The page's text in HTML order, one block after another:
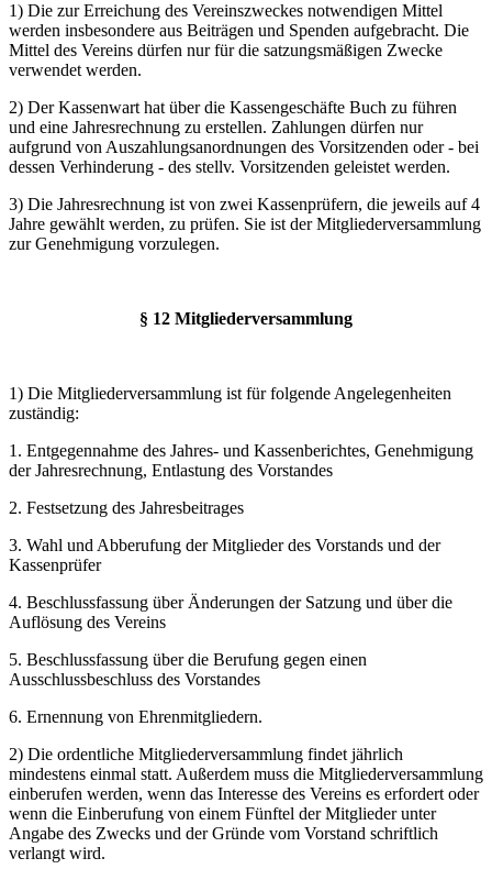
1) Die zur Erreichung des Vereinszweckes notwendigen Mittel
werden insbesondere aus Beiträgen und Spenden aufgebracht. Die
Mittel des Vereins dürfen nur für die satzungsmäßigen Zwecke
verwendet werden.
2) Der Kassenwart hat über die Kassengeschäfte Buch zu führen
und eine Jahresrechnung zu erstellen. Zahlungen dürfen nur
aufgrund von Auszahlungsanordnungen des Vorsitzenden oder - bei
dessen Verhinderung - des stellv. Vorsitzenden geleistet werden.
3) Die Jahresrechnung ist von zwei Kassenprüfern, die jeweils auf 4
Jahre gewählt werden, zu prüfen. Sie ist der Mitgliederversammlung
zur Genehmigung vorzulegen.
§ 12 Mitgliederversammlung
1) Die Mitgliederversammlung ist für folgende Angelegenheiten
zuständig:
1. Entgegennahme des Jahres- und Kassenberichtes, Genehmigung
der Jahresrechnung, Entlastung des Vorstandes
2. Festsetzung des Jahresbeitrages
3. Wahl und Abberufung der Mitglieder des Vorstands und der
Kassenprüfer
4. Beschlussfassung über Änderungen der Satzung und über die
Auflösung des Vereins
5. Beschlussfassung über die Berufung gegen einen
Ausschlussbeschluss des Vorstandes
6. Ernennung von Ehrenmitgliedern.
2) Die ordentliche Mitgliederversammlung findet jährlich
mindestens einmal statt. Außerdem muss die Mitgliederversammlung
einberufen werden, wenn das Interesse des Vereins es erfordert oder
wenn die Einberufung von einem Fünftel der Mitglieder unter
Angabe des Zwecks und der Gründe vom Vorstand schriftlich
verlangt wird.